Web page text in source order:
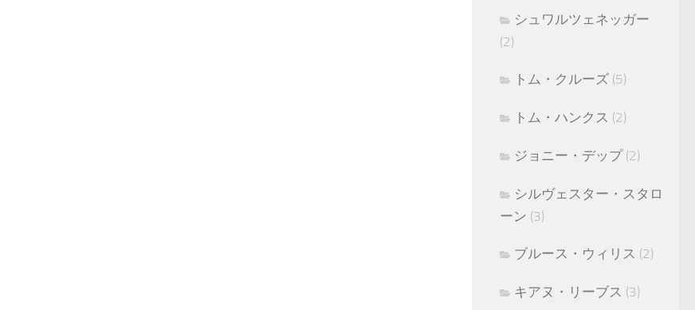
シュワルツェネッガー
(2)
トム・クルーズ (5)
トム・ハンクス (2)
ジョニー・デップ(2)
シルヴェスター・スタロ
ーン (3)
ブルース・ウィリス (2)
キアヌ・リーブス (3)